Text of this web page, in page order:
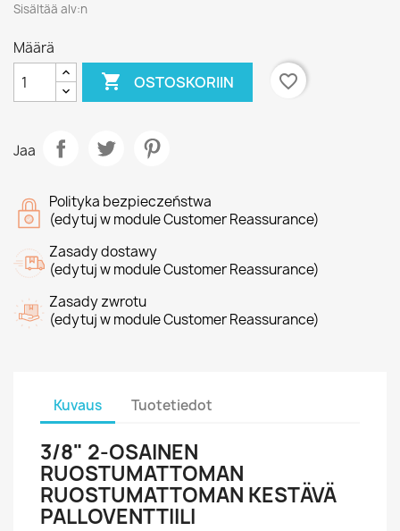
Sisältää alv:n
Määrä
 OSTOSKORIIN favorite_border
Jaa
Polityka bezpieczeństwa
(edytuj w module Customer Reassurance)
Zasady dostawy
(edytuj w module Customer Reassurance)
Zasady zwrotu
(edytuj w module Customer Reassurance)
Kuvaus Tuotetiedot
3/8" 2-OSAINEN
RUOSTUMATTOMAN
RUOSTUMATTOMAN KESTÄVÄ
PALLOVENTTIILI